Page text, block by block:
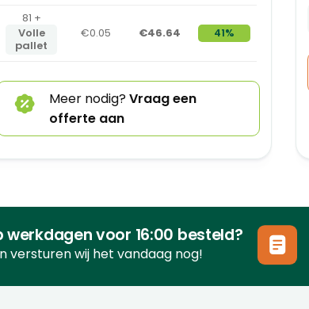
81 +
Volle
pallet
€0.05 €46.64 41%
Meer nodig?Vraag een
offerte aan
werkdagen voor 16:00 besteld?
versturen wij het vandaag nog!